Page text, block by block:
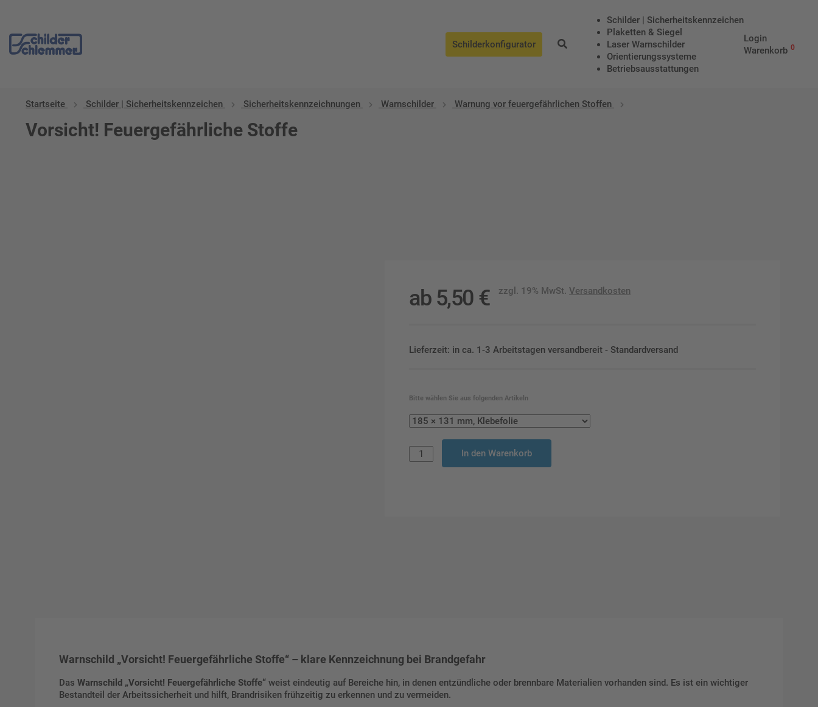
Schilderkonfigurator
Schilder | Sicherheitskennzeichen
Plaketten & Siegel
Laser Warnschilder
Orientierungssysteme
Betriebs­aus­stattungen
Login
Warenkorb 0
Startseite Schilder | Sicherheitskennzeichen Sicherheitskennzeichnungen Warnschilder Warnung vor feuergefährlichen Stoffen
Vorsicht! Feuergefährliche Stoffe
ab 5,50 € zzgl. 19% MwSt.Versandkosten
Lieferzeit: in ca. 1-3 Arbeitstagen versandbereit - Standardversand
Bitte wählen Sie aus folgenden Artikeln
In den Warenkorb
Warnschild „Vorsicht! Feuergefährliche Stoffe“ – klare Kennzeichnung bei Brandgefahr
Das Warnschild „Vorsicht! Feuergefährliche Stoffe“ weist eindeutig auf Bereiche hin, in denen entzündliche oder brennbare Materialien vorhanden sind. Es ist ein wichtiger
Bestandteil der Arbeitssicherheit und hilft, Brandrisiken frühzeitig zu erkennen und zu vermeiden.